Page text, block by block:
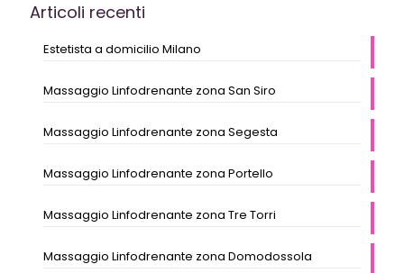
Articoli recenti
Estetista a domicilio Milano
Massaggio Linfodrenante zona San Siro
Massaggio Linfodrenante zona Segesta
Massaggio Linfodrenante zona Portello
Massaggio Linfodrenante zona Tre Torri
Massaggio Linfodrenante zona Domodossola